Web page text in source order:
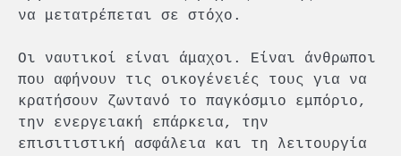
να μετατρέπεται σε στόχο.
Οι ναυτικοί είναι άμαχοι. Είναι άνθρωποι
που αφήνουν τις οικογένειές τους για να
κρατήσουν ζωντανό το παγκόσμιο εμπόριο,
την ενεργειακή επάρκεια, την
επισιτιστική ασφάλεια και τη λειτουργία